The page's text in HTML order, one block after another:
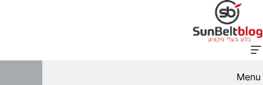
Menu